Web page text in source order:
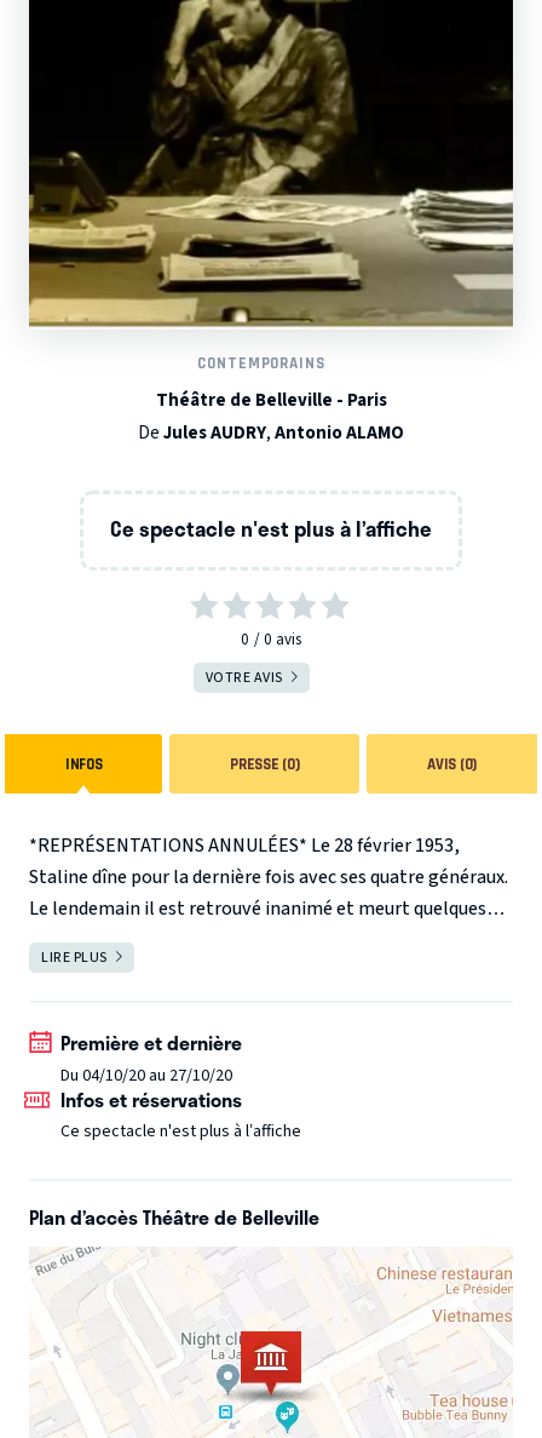
CONTEMPORAINS
Théâtre de Belleville - Paris
DeJules AUDRY,Antonio ALAMO
Ce spectacle n'est plus à l’affiche
0 0 avis
VOTRE AVIS
INFOS PRESSE (0) AVIS (0)
*REPRÉSENTATIONS ANNULÉES* Le 28 février 1953,
Staline dîne pour la dernière fois avec ses quatre généraux.
Le lendemain il est retrouvé inanimé et meurt quelques
jours plus tard. Entre paranoïa, manipulation et ivresse,
notre théâtre explore les symptômes de la
LIRE PLUS
Première et dernière
Du 04/10/20 au 27/10/20
Infos et réservations
Ce spectacle n'est plus à l’affiche
Plan d’accès Théâtre de Belleville